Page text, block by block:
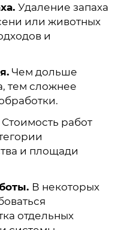
Удаление запаха
или животных
и
Чем дольше
тем сложнее
Стоимость работ
и площади
В некоторых
отдельных